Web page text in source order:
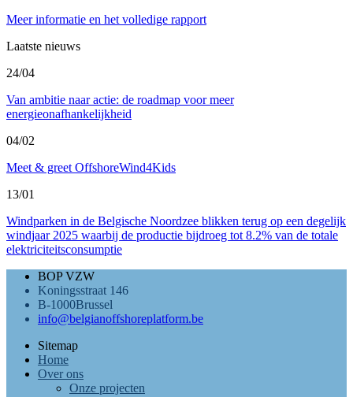
Meer informatie en het volledige rapport
Laatste nieuws
24/04
Van ambitie naar actie: de roadmap voor meer
energieonafhankelijkheid
04/02
Meet & greet OffshoreWind4Kids
13/01
Windparken in de Belgische Noordzee blikken terug op een degelijk
windjaar 2025 waarbij de productie bijdroeg tot 8.2% van de totale
elektriciteitsconsumptie
BOP VZW
Koningsstraat 146
B-1000Brussel
info@belgianoffshoreplatform.be
Sitemap
Home
Over ons
Onze projecten